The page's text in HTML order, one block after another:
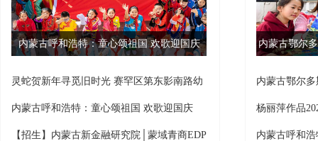
内蒙古呼和浩特：童心颂祖国 欢歌迎国庆
灵蛇贺新年寻觅旧时光 赛罕区第东影南路幼
儿
内蒙古呼和浩特：童心颂祖国 欢歌迎国庆
【招生】内蒙古新金融研究院│蒙域青商EDP
内蒙古鄂尔
内蒙古鄂尔
化
杨丽萍作品
特
内蒙古呼和